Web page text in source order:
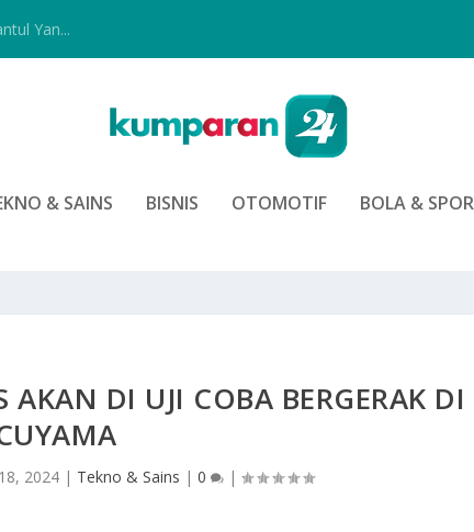
Yan...
& SAINS BISNIS OTOMOTIF BOLA &
DI UJI COBA BERGERAK DI
2024 | Tekno & Sains |0 |